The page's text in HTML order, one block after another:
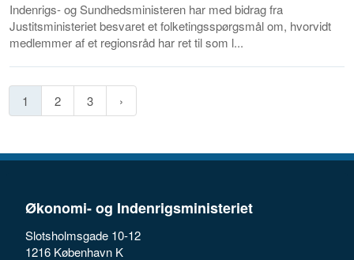
Indenrigs- og Sundhedsministeren har med bidrag fra
Justitsministeriet besvaret et folketingsspørgsmål om, hvorvidt
medlemmer af et regionsråd har ret til som l...
1 2 3
Økonomi- og Indenrigsministeriet
Slotsholmsgade 10-12
1216 København K